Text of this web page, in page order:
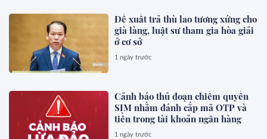
Đề xuất trả thù lao tương xứng cho
già làng, luật sư tham gia hòa giải
ở cơ sở
1 ngày trước
Cảnh báo thủ đoạn chiếm quyền
SIM nhằm đánh cắp mã OTP và
tiền trong tài khoản ngân hàng
1 ngày trước